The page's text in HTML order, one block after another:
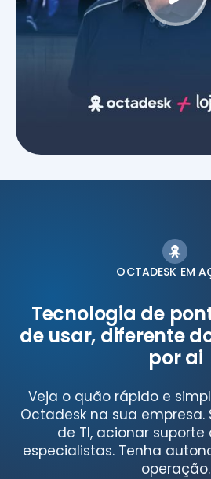
OCTADESK EM
Tecnologia de
de usar, diferente
por ai
Veja o quão rápido e
Octadesk na sua empresa.
de TI, acionar
especialistas. Tenha
operação.